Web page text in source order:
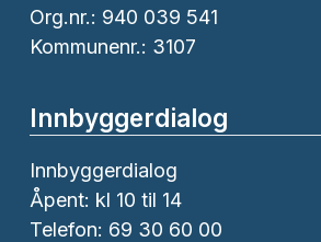
Org.nr.: 940 039 541
Kommunenr.: 3107
Innbyggerdialog
Innbyggerdialog
Åpent: kl 10 til 14
Telefon: 69 30 60 00